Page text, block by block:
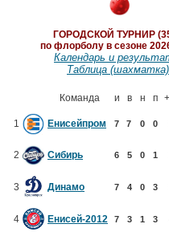
ГОРОДСКОЙ ТУРНИР
по флорболу в сезоне
Календарь и
Таблица (шахматка)
Команда и в н п
1 Енисейпром 7 7 0 0
2 Сибирь 6 5 0 1
3 Динамо 7 4 0 3
4 Енисей-2012 7 3 1 3